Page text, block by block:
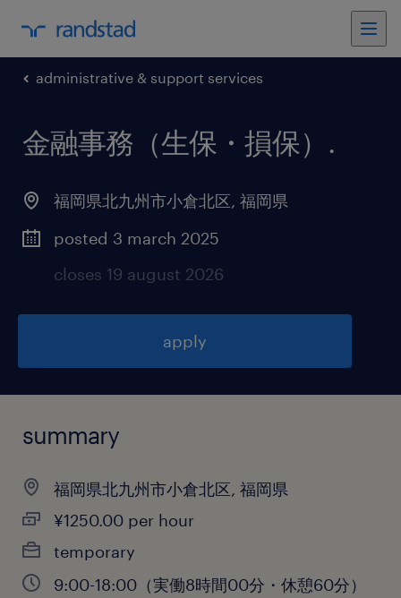
administrative & support services
金融事務（生保・損保） .
福岡県北九州市小倉北区, 福岡県
posted 3 march 2025
closes 19 august 2026
apply
summary
福岡県北九州市小倉北区, 福岡県
¥1250.00 per hour
temporary
9:00-18:00（実働8時間00分・休憩60分）